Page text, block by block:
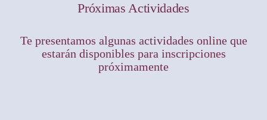
Próximas Actividades
Te presentamos algunas actividades online que
estarán disponibles para inscripciones
próximamente